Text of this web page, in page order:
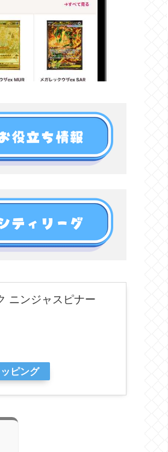
ニンジャスピナー
ピング